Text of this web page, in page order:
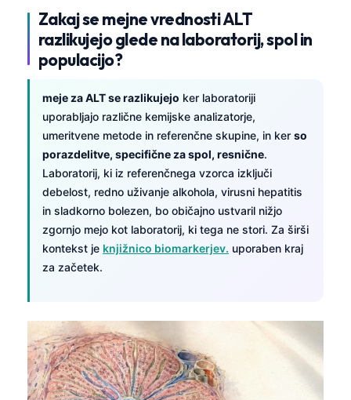
Zakaj se mejne vrednosti ALT
razlikujejo glede na laboratorij, spol in
populacijo?
meje za ALT se razlikujejo ker laboratoriji
uporabljajo različne kemijske analizatorje,
umeritvene metode in referenčne skupine, in ker so
porazdelitve, specifične za spol, resnične.
Laboratorij, ki iz referenčnega vzorca izključi
debelost, redno uživanje alkohola, virusni hepatitis
in sladkorno bolezen, bo običajno ustvaril nižjo
zgornjo mejo kot laboratorij, ki tega ne stori. Za širši
kontekst je knjižnico biomarkerjev. uporaben kraj
za začetek.